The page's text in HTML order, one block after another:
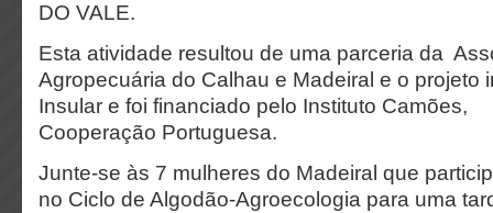
DO VALE.
Esta atividade resultou de uma parceria da
Agropecuária do Calhau e Madeiral e o projeto
Insular e foi financiado pelo Instituto Camões,
Cooperação Portuguesa.
Junte-se às 7 mulheres do Madeiral que
no Ciclo de Algodão-Agroecologia para uma